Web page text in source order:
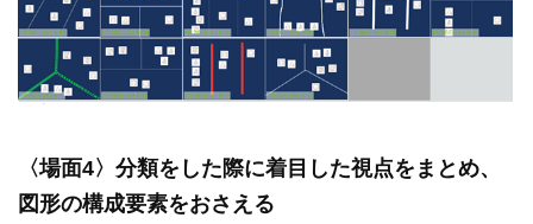
〈場面4〉分類をした際に着目した視点をまとめ、
図形の構成要素をおさえる